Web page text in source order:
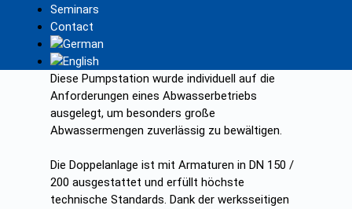
Seminars
Contact
Diese Pumpstation wurde individuell auf die
Anforderungen eines Abwasserbetriebs
ausgelegt, um besonders große
Abwassermengen zuverlässig zu bewältigen.
Die Doppelanlage ist mit Armaturen in DN 150 /
200 ausgestattet und erfüllt höchste
technische Standards. Dank der werksseitigen